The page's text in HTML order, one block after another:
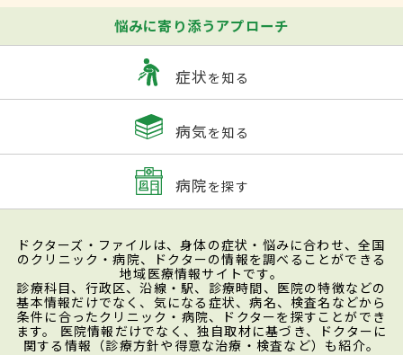
悩みに寄り添うアプローチ
症状を知る
病気を知る
病院を探す
ドクターズ・ファイルは、身体の症状・悩みに合わせ、全国
のクリニック・病院、ドクターの情報を調べることができる
地域医療情報サイトです。
診療科目、行政区、沿線・駅、診療時間、医院の特徴などの
基本情報だけでなく、気になる症状、病名、検査名などから
条件に合ったクリニック・病院、ドクターを探すことができ
ます。 医院情報だけでなく、独自取材に基づき、ドクターに
関する情報（診療方針や得意な治療・検査など）も紹介。